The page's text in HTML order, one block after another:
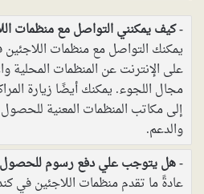
كيف يمكنني التواصل مع منظمات
يمكنك التواصل مع منظمات
على الإنترنت عن المنظمات المحلية
مجال اللجوء. يمكنك أيضًا زيارة
إلى مكاتب المنظمات المعنية
والدعم.
هل يتوجب علي دفع رسوم للحصول
عادةً ما تقدم منظمات اللاجئين في